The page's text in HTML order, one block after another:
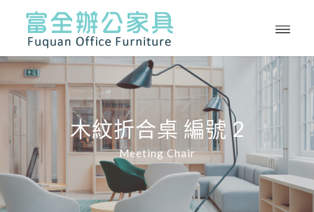
木紋折合桌 編號 2
Meeting Chair